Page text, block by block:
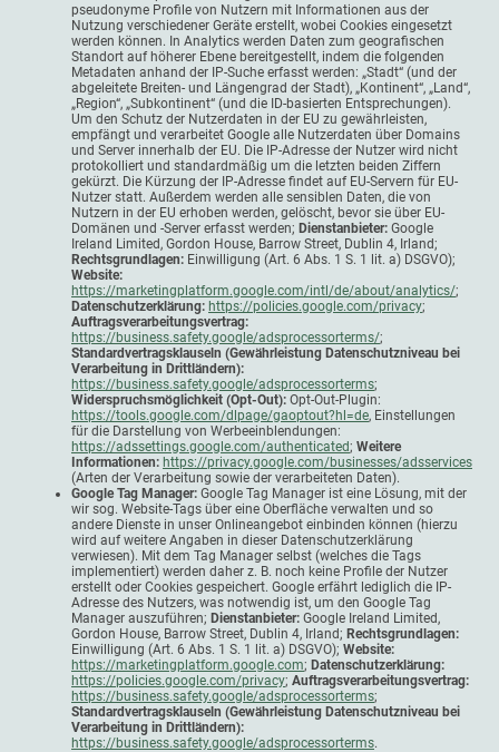
pseudonyme Profile von Nutzern mit Informationen aus der
Nutzung verschiedener Geräte erstellt, wobei Cookies eingesetzt
werden können. In Analytics werden Daten zum geografischen
Standort auf höherer Ebene bereitgestellt, indem die folgenden
Metadaten anhand der IP-Suche erfasst werden: „Stadt“ (und der
abgeleitete Breiten- und Längengrad der Stadt), „Kontinent“, „Land“,
„Region“, „Subkontinent“ (und die ID-basierten Entsprechungen).
Um den Schutz der Nutzerdaten in der EU zu gewährleisten,
empfängt und verarbeitet Google alle Nutzerdaten über Domains
und Server innerhalb der EU. Die IP-Adresse der Nutzer wird nicht
protokolliert und standardmäßig um die letzten beiden Ziffern
gekürzt. Die Kürzung der IP-Adresse findet auf EU-Servern für EU-
Nutzer statt. Außerdem werden alle sensiblen Daten, die von
Nutzern in der EU erhoben werden, gelöscht, bevor sie über EU-
Domänen und -Server erfasst werden; Dienstanbieter: Google
Ireland Limited, Gordon House, Barrow Street, Dublin 4, Irland;
Rechtsgrundlagen: Einwilligung (Art. 6 Abs. 1 S. 1 lit. a) DSGVO);
Website:
https://marketingplatform.google.com/intl/de/about/analytics/;
Datenschutzerklärung: https://policies.google.com/privacy;
Auftragsverarbeitungsvertrag:
https://business.safety.google/adsprocessorterms/;
Standardvertragsklauseln (Gewährleistung Datenschutzniveau bei
Verarbeitung in Drittländern):
https://business.safety.google/adsprocessorterms;
Widerspruchsmöglichkeit (Opt-Out): Opt-Out-Plugin:
https://tools.google.com/dlpage/gaoptout?hl=de, Einstellungen
für die Darstellung von Werbeeinblendungen:
https://adssettings.google.com/authenticated; Weitere
Informationen: https://privacy.google.com/businesses/adsservices
(Arten der Verarbeitung sowie der verarbeiteten Daten).
Google Tag Manager: Google Tag Manager ist eine Lösung, mit der
wir sog. Website-Tags über eine Oberfläche verwalten und so
andere Dienste in unser Onlineangebot einbinden können (hierzu
wird auf weitere Angaben in dieser Datenschutzerklärung
verwiesen). Mit dem Tag Manager selbst (welches die Tags
implementiert) werden daher z. B. noch keine Profile der Nutzer
erstellt oder Cookies gespeichert. Google erfährt lediglich die IP-
Adresse des Nutzers, was notwendig ist, um den Google Tag
Manager auszuführen; Dienstanbieter: Google Ireland Limited,
Gordon House, Barrow Street, Dublin 4, Irland; Rechtsgrundlagen:
Einwilligung (Art. 6 Abs. 1 S. 1 lit. a) DSGVO); Website:
https://marketingplatform.google.com; Datenschutzerklärung:
https://policies.google.com/privacy; Auftragsverarbeitungsvertrag:
https://business.safety.google/adsprocessorterms;
Standardvertragsklauseln (Gewährleistung Datenschutzniveau bei
Verarbeitung in Drittländern):
https://business.safety.google/adsprocessorterms.